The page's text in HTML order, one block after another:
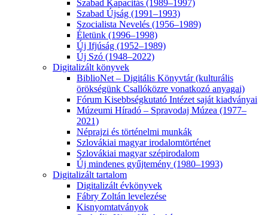
Szabad Kapacitás (1989–1997)
Szabad Újság (1991–1993)
Szocialista Nevelés (1956–1989)
Életünk (1996–1998)
Új Ifjúság (1952–1989)
Új Szó (1948–2022)
Digitalizált könyvek
BiblioNet – Digitális Könyvtár (kulturális
örökségünk Csallóközre vonatkozó anyagai)
Fórum Kisebbségkutató Intézet saját kiadványai
Múzeumi Híradó – Spravodaj Múzea (1977–
2021)
Néprajzi és történelmi munkák
Szlovákiai magyar irodalomtörténet
Szlovákiai magyar szépirodalom
Új mindenes gyűjtemény (1980–1993)
Digitalizált tartalom
Digitalizált évkönyvek
Fábry Zoltán levelezése
Kisnyomtatványok